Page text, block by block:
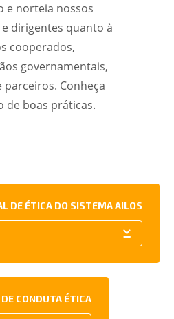
e norteia nossos
dirigentes quanto à
cooperados,
governamentais,
Conheça
de boas práticas.
DE ÉTICA DO SISTEMA AILOS
DE CONDUTA ÉTICA